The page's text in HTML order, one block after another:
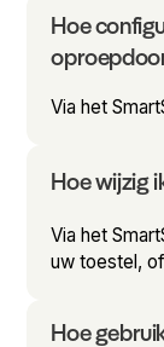
Hoe
Via het
Hoe wijzig
Via het
uw toestel,
Hoe